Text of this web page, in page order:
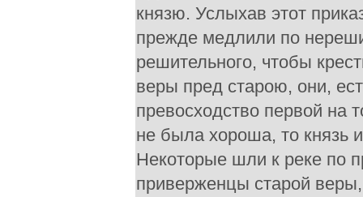
князю. Услыхав этот
прежде медлили по
решительного, чтобы
веры пред старою, они,
превосходство первой на
не была хороша, то князь
Некоторые шли к реке по
приверженцы старой